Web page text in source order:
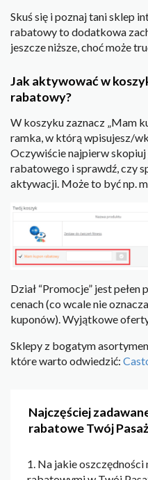
Skuś się i poznaj tani sklep
rabatowy to dodatkowa
jeszcze niższe, choć może
Jak aktywować w
rabatowy?
W koszyku zaznacz „Mam
ramka, w którą wpisujesz/
Oczywiście najpierw
rabatowego i sprawdź, czy
aktywacji. Może to być np.
Dział “Promocje” jest
cenach (co wcale nie
kuponów). Wyjątkowe
Sklepy z bogatym
które warto odwiedzić:
Najczęściej
rabatowe Twój Pasaż
1. Na jakie